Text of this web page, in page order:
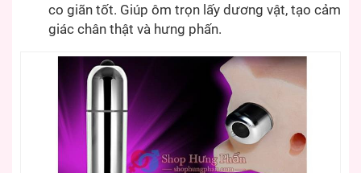
co giãn tốt. Giúp ôm trọn lấy dương vật, tạo cảm
giác chân thật và hưng phấn.